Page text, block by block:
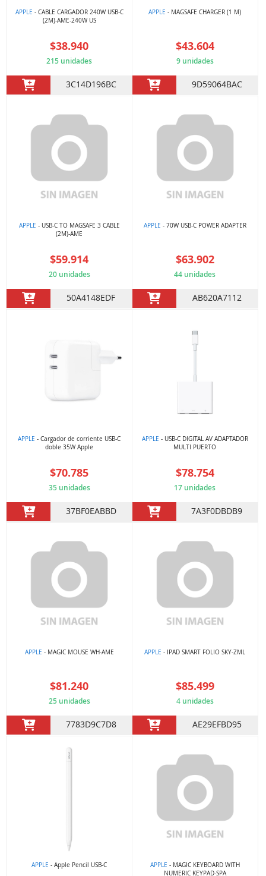
APPLE - CABLE CARGADOR 240W USB-C
(2M)-AME-240W US
$38.940
215 unidades
3C14D196BC
APPLE - MAGSAFE CHARGER (1 M)
$43.604
9 unidades
9D59064BAC
APPLE - USB-C TO MAGSAFE 3 CABLE
(2M)-AME
$59.914
20 unidades
50A4148EDF
APPLE - 70W USB-C POWER ADAPTER
$63.902
44 unidades
AB620A7112
APPLE - Cargador de corriente USB-C
doble 35W Apple
$70.785
35 unidades
37BF0EABBD
APPLE - USB-C DIGITAL AV ADAPTADOR
MULTI PUERTO
$78.754
17 unidades
7A3F0DBDB9
APPLE - MAGIC MOUSE WH-AME
$81.240
25 unidades
7783D9C7D8
APPLE - IPAD SMART FOLIO SKY-ZML
$85.499
4 unidades
AE29EFBD95
APPLE - Apple Pencil USB-C APPLE - MAGIC KEYBOARD WITH
NUMERIC KEYPAD-SPA